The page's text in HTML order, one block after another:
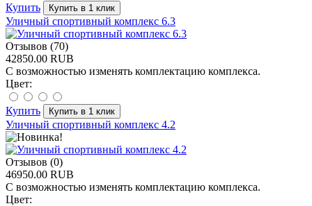
Купить
Уличный спортивный комплекс 6.3
Отзывов (70)
42850.00 RUB
С возможностью изменять комплектацию комплекса.
Цвет:
Купить
Уличный спортивный комплекс 4.2
Отзывов (0)
46950.00 RUB
С возможностью изменять комплектацию комплекса.
Цвет: